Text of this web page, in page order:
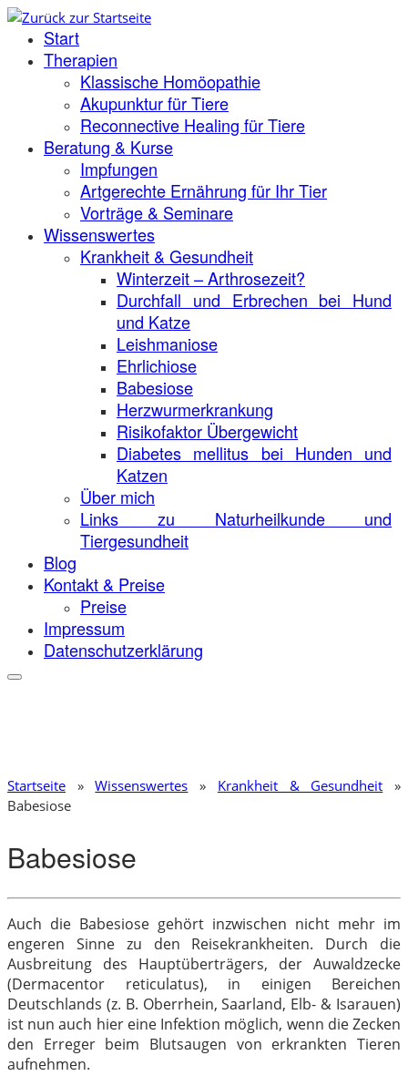
Zum
Inhalt
springen
Start
Therapien
Klassische Homöopathie
Akupunktur für Tiere
Reconnective Healing für Tiere
Beratung & Kurse
Impfungen
Artgerechte Ernährung für Ihr Tier
Vorträge & Seminare
Wissenswertes
Krankheit & Gesundheit
Winterzeit – Arthrosezeit?
Durchfall und Erbrechen bei Hund
und Katze
Leishmaniose
Ehrlichiose
Babesiose
Herzwurmerkrankung
Risikofaktor Übergewicht
Diabetes mellitus bei Hunden und
Katzen
Über mich
Links zu Naturheilkunde und
Tiergesundheit
Blog
Kontakt & Preise
Preise
Impressum
Datenschutzerklärung
Startseite » Wissenswertes » Krankheit & Gesundheit
»
Babesiose
Babesiose
Auch die Babesiose gehört inzwischen nicht mehr im
engeren Sinne zu den Reisekrankheiten. Durch die
Ausbreitung des Hauptüberträgers, der Auwaldzecke
(Dermacentor reticulatus), in einigen Bereichen
Deutschlands (z. B. Oberrhein, Saarland, Elb- & Isarauen)
ist nun auch hier eine Infektion möglich, wenn die Zecken
den Erreger beim Blutsaugen von erkrankten Tieren
aufnehmen.